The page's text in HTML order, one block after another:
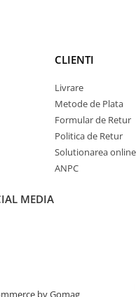
CLIENTI
Livrare
Metode de Plata
Formular de Retur
Politica de Retur
Solutionarea
ANPC
MEDIA
by Gomag